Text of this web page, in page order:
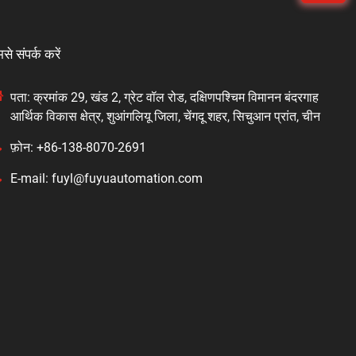
संपर्क करें
पता: क्रमांक 29, खंड 2, ग्रेट वॉल रोड, दक्षिणपश्चिम विमानन बंदरगाह
आर्थिक विकास क्षेत्र, शुआंगलियू जिला, चेंगदू शहर, सिचुआन प्रांत, चीन
फ़ोन: +86-138-8070-2691
E-mail: fuyl@fuyuautomation.com